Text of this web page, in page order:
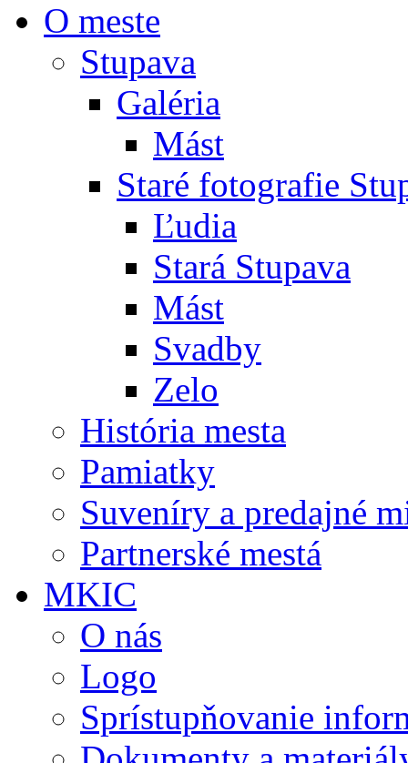
O meste
Stupava
Galéria
Mást
Staré fotografie
Ľudia
Stará Stupava
Mást
Svadby
Zelo
História mesta
Pamiatky
Suveníry a predajné
Partnerské mestá
MKIC
O nás
Logo
Sprístupňovanie